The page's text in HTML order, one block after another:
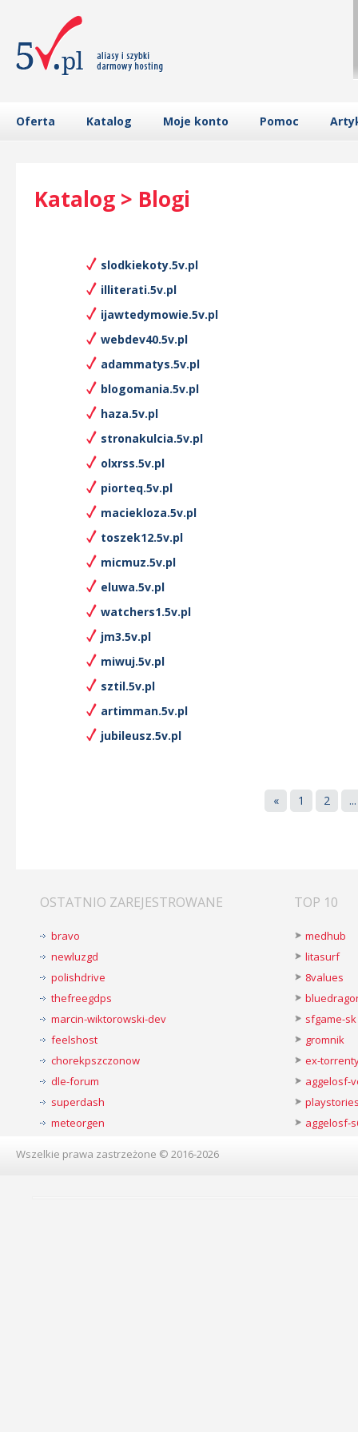
Oferta Katalog Moje konto Pomoc
Katalog > Blogi
slodkiekoty.5v.pl
illiterati.5v.pl
ijawtedymowie.5v.pl
webdev40.5v.pl
adammatys.5v.pl
blogomania.5v.pl
haza.5v.pl
stronakulcia.5v.pl
olxrss.5v.pl
piorteq.5v.pl
maciekloza.5v.pl
toszek12.5v.pl
micmuz.5v.pl
eluwa.5v.pl
watchers1.5v.pl
jm3.5v.pl
miwuj.5v.pl
sztil.5v.pl
artimman.5v.pl
jubileusz.5v.pl
« 1 2 ...
OSTATNIO ZAREJESTROWANE
bravo
newluzgd
polishdrive
thefreegdps
marcin-wiktorowski-dev
feelshost
chorekpszczonow
dle-forum
superdash
meteorgen
TOP 10
medhub
litasurf
8values
sfgame-sk
gromnik
ex-
aggelosf-
aggelosf-
Wszelkie prawa zastrzeżone © 2016-2026